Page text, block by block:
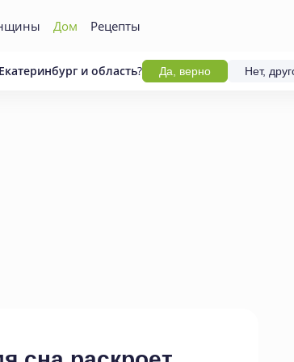
Дом Рецепты
Екатеринбург и область? Да, верно Нет,